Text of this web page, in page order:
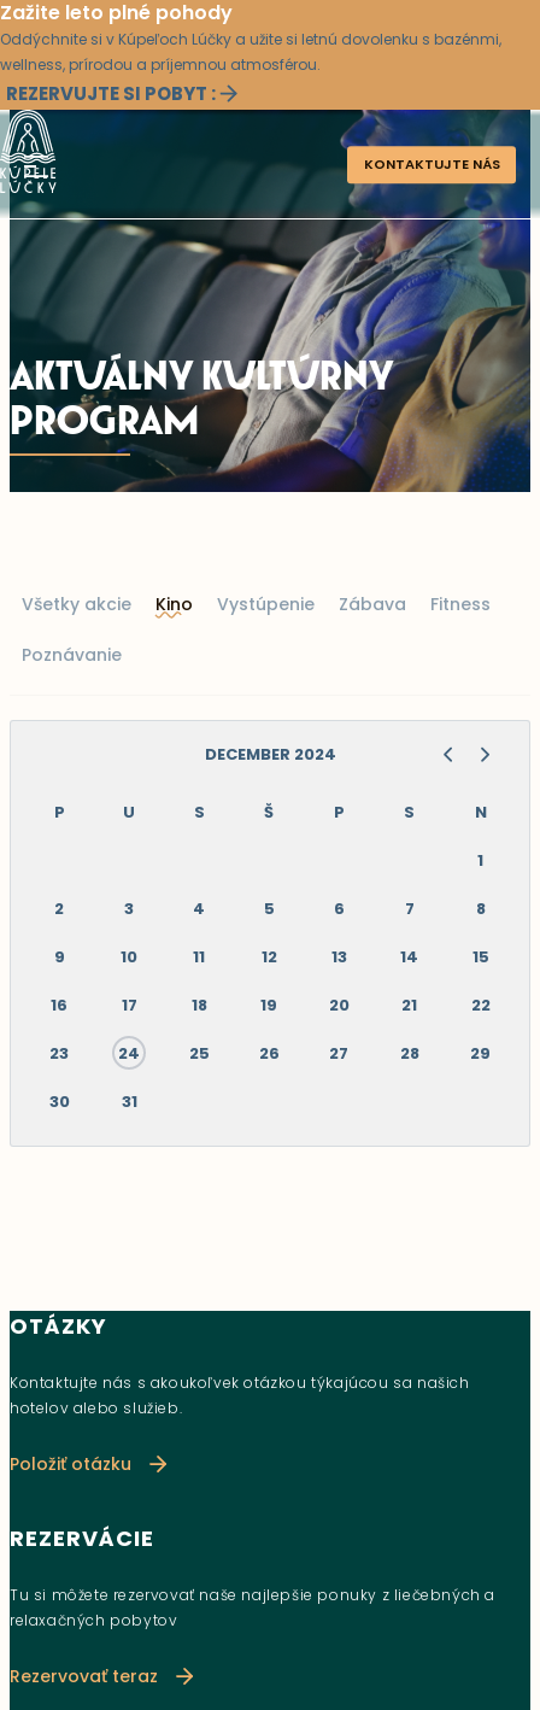
Zažite leto plné pohody
Oddýchnite si v Kúpeľoch Lúčky a užite si letnú dovolenku s bazénmi,
wellness, prírodou a príjemnou atmosférou.
REZERVUJTE SI POBYT :
KONTAKTUJTE NÁS
AKTUÁLNY KULTÚRNY
PROGRAM
Všetky akcie Kino Vystúpenie Zábava Fitness
Poznávanie
DECEMBER 2024
P U S Š P S N
1
2 3 4 5 6 7 8
9 10 11 12 13 14 15
16 17 18 19 20 21 22
23 24 25 26 27 28 29
30 31
OTÁZKY
Kontaktujte nás s akoukoľvek otázkou týkajúcou sa našich
hotelov alebo služieb.
Položiť otázku
REZERVÁCIE
Tu si môžete rezervovať naše najlepšie ponuky z liečebných a
relaxačných pobytov
Rezervovať teraz